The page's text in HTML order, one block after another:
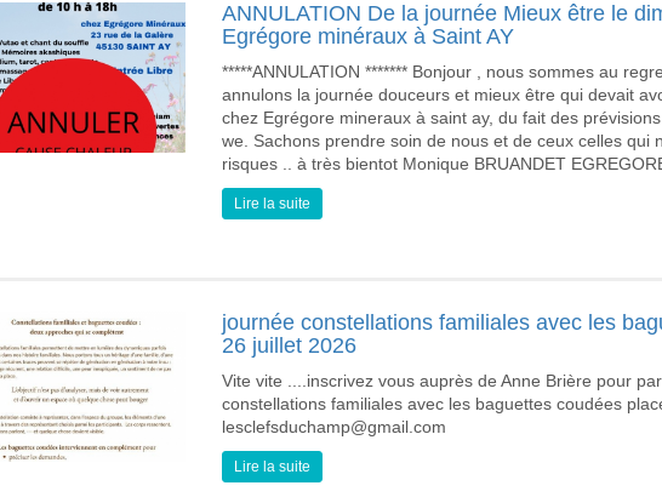
ANNULATION De la journée Mieux être le
Egrégore minéraux à Saint AY
*****ANNULATION ******* Bonjour , nous sommes au
annulons la journée douceurs et mieux être qui devait
chez Egrégore mineraux à saint ay, du fait des
we. Sachons prendre soin de nous et de ceux celles qui
risques .. à très bientot Monique BRUANDET
Lire la suite
journée constellations familiales avec les
26 juillet 2026
Vite vite ....inscrivez vous auprès de Anne Brière pour
constellations familiales avec les baguettes coudées
lesclefsduchamp@gmail.com
Lire la suite